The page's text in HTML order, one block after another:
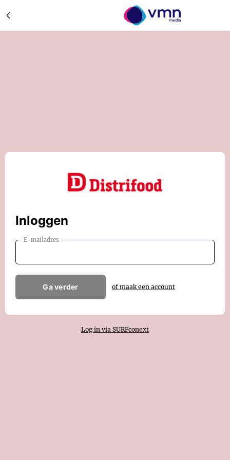
Inloggen
E-mailadres
Ga verder of maak een account
Log in via SURFconext